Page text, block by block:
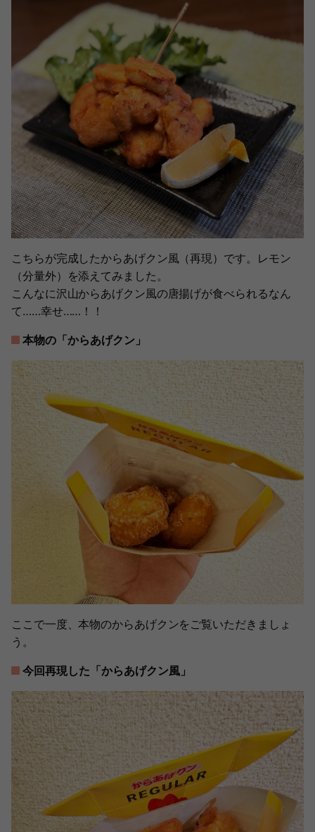
こちらが完成したからあげクン風（再現）です。レモン
（分量外）を添えてみました。
こんなに沢山からあげクン風の唐揚げが食べられるなん
て……幸せ……！！
本物の「からあげクン」
ここで一度、本物のからあげクンをご覧いただきましょ
う。
今回再現した「からあげクン風」